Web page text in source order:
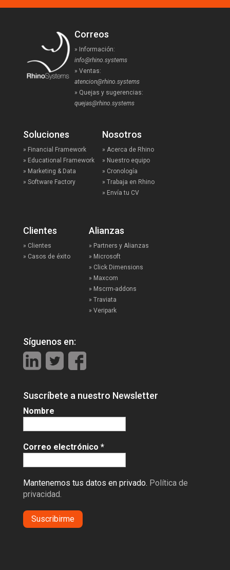
Correos
» Información:
info@rhino.systems
» Ventas:
atencion@rhino.systems
» Quejas y sugerencias:
quejas@rhino.systems
Soluciones
» Financial Framework
» Educational Framework
» Marketing & Data
» Software Factory
Nosotros
» Acerca de Rhino
» Nuestro equipo
» Cronología
» Trabaja en Rhino
» Envía tu CV
Clientes
» Clientes
» Casos de éxito
Alianzas
» Partners y Alianzas
» Microsoft
» Click Dimensions
» Maxcom
» Mscrm-addons
» Traviata
» Veripark
Síguenos en:
Suscríbete a nuestro Newsletter
Nombre
Correo electrónico *
Mantenemos tus datos en privado. Política de
privacidad.